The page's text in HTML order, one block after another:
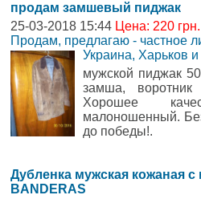
продам замшевый пиджак
25-03-2018 15:44 Цена: 220
Продам, предлагаю - частное
Украина, Харьков и
мужской пиджак
замша, воротник
Хорошее
малоношенный.
до победы!.
Дубленка мужская кожаная
BANDERAS